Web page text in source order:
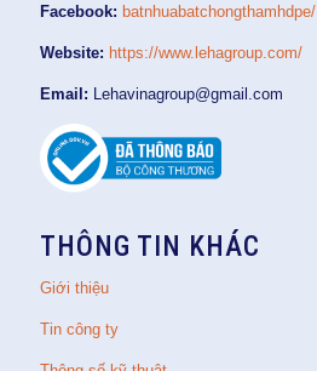
Facebook: batnhuabatchongthamhdpe/
Website: https://www.lehagroup.com/
Email: Lehavinagroup@gmail.com
THÔNG TIN KHÁC
Giới thiệu
Tin công ty